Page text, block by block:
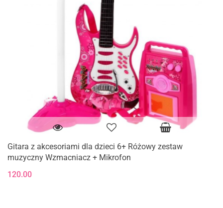
Gitara z akcesoriami dla dzieci 6+ Różowy zestaw
muzyczny Wzmacniacz + Mikrofon
120.00